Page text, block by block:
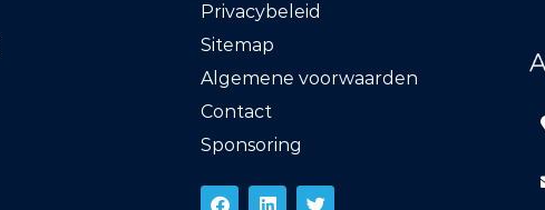
Privacybeleid
Sitemap
Algemene voorwaarden
Contact
Sponsoring